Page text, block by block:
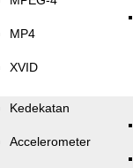
MP4
XVID
Kedekatan
Accelerometer